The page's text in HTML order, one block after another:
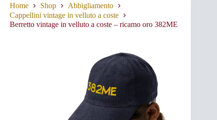
Home Shop
Abbigliamento
Cappellini vintage in velluto a coste
Berretto vintage in velluto a coste – ricamo oro 382ME